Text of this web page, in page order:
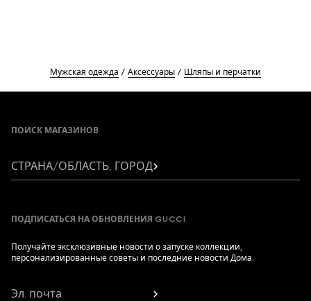
Мужская одежда Аксессуары Шляпы и перчатки
ПОИСК МАГАЗИНОВ
СТРАНА/ОБЛАСТЬ, ГОРОД
ПОДПИСАТЬСЯ НА ОБНОВЛЕНИЯ GUCCI
Получайте эксклюзивные новости о запуске коллекции,
персонализированные советы и последние новости Дома.
Эл. почта